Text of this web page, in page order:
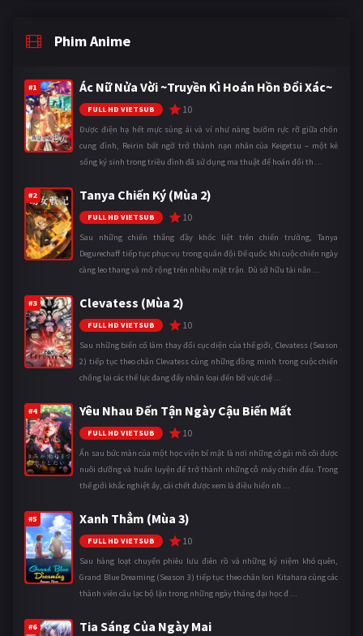
Phim Anime
#1 Ác Nữ Nửa Vời ~Truyền Kì Hoán Hồn Đổi Xác~
FULL HD VIETSUB 10
Được điện hạ hết mực sủng ái và ví như nàng bướm rực rỡ giữa chốn
cung đình, Reirin bất ngờ trở thành nạn nhân của Keigetsu – một kẻ
sống ký sinh trong triều đình đã sử dụng ma thuật để hoán đổi th ...
#2 Tanya Chiến Ký (Mùa 2)
FULL HD VIETSUB 10
Sau những chiến thắng đầy khốc liệt trên chiến trường, Tanya
Degurechaff tiếp tục phục vụ trong quân đội Đế quốc khi cuộc chiến ngày
càng leo thang và mở rộng trên nhiều mặt trận. Dù sở hữu tài năn ...
#3 Clevatess (Mùa 2)
FULL HD VIETSUB 10
Sau những biến cố làm thay đổi cục diện của thế giới, Clevatess (Season
2) tiếp tục theo chân Clevatess cùng những đồng minh trong cuộc chiến
chống lại các thế lực đang đẩy nhân loại đến bờ vực diệ ...
#4 Yêu Nhau Đến Tận Ngày Cậu Biến Mất
FULL HD VIETSUB 10
Ẩn sau bức màn của một học viện bí mật là nơi những cô gái mồ côi được
nuôi dưỡng và huấn luyện để trở thành những cỗ máy chiến đấu. Trong
thế giới khắc nghiệt ấy, cái chết được xem là điều hiển nh ...
#5 Xanh Thẳm (Mùa 3)
FULL HD VIETSUB 10
Sau hàng loạt chuyến phiêu lưu điên rồ và những kỷ niệm khó quên,
Grand Blue Dreaming (Season 3) tiếp tục theo chân Iori Kitahara cùng các
thành viên câu lạc bộ lặn trong những ngày tháng đại học đ ...
#6 Tia Sáng Của Ngày Mai